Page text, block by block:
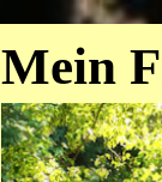
Mein